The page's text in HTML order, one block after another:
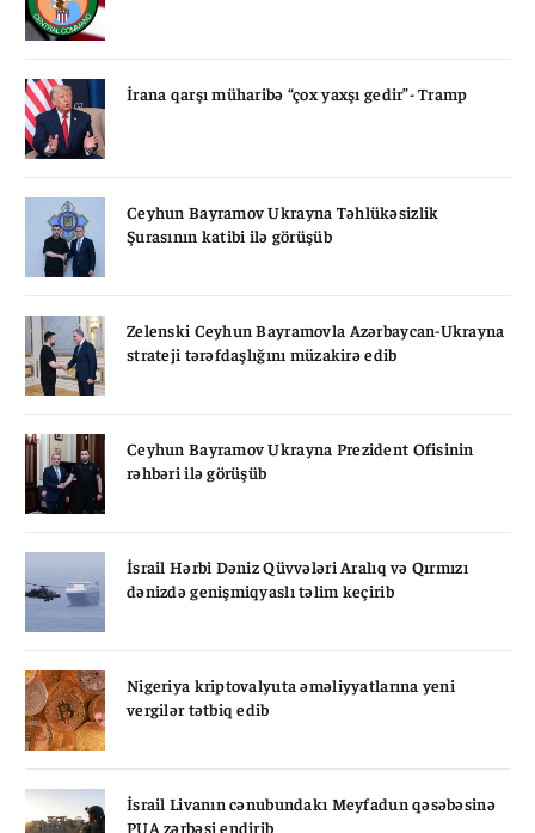
İrana qarşı müharibə “çox yaxşı gedir”- Tramp
Ceyhun Bayramov Ukrayna Təhlükəsizlik
Şurasının katibi ilə görüşüb
Zelenski Ceyhun Bayramovla Azərbaycan-Ukrayna
strateji tərəfdaşlığını müzakirə edib
Ceyhun Bayramov Ukrayna Prezident Ofisinin
rəhbəri ilə görüşüb
İsrail Hərbi Dəniz Qüvvələri Aralıq və Qırmızı
dənizdə genişmiqyaslı təlim keçirib
Nigeriya kriptovalyuta əməliyyatlarına yeni
vergilər tətbiq edib
İsrail Livanın cənubundakı Meyfadun qəsəbəsinə
PUA zərbəsi endirib